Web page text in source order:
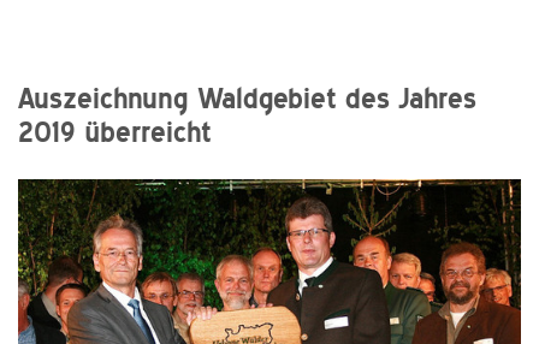
Auszeichnung Waldgebiet des Jahres
2019 überreicht